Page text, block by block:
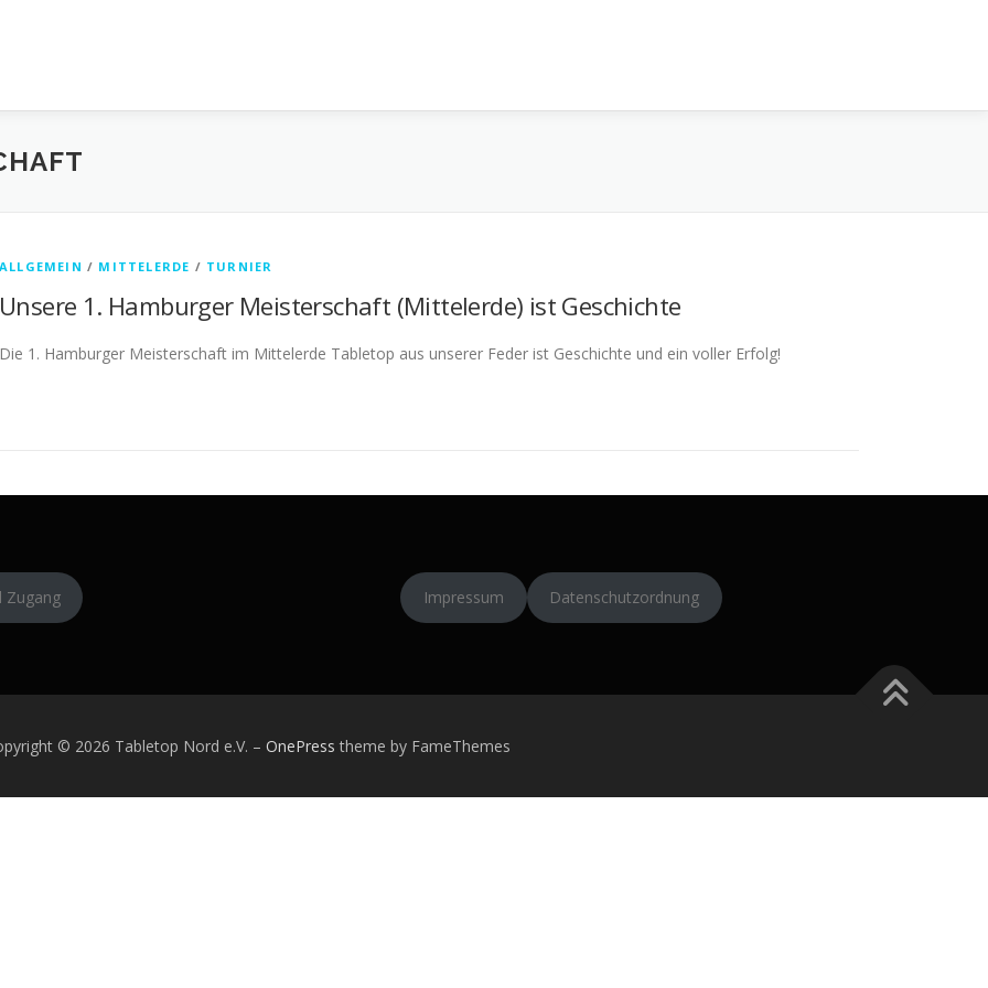
ALLGEMEIN / MITTELERDE / TURNIER
Unsere 1. Hamburger Meisterschaft (Mittelerde) ist Geschichte
Die 1. Hamburger Meisterschaft im Mittelerde Tabletop aus unserer Feder ist Geschichte und ein voller Erfolg!
Zugang Impressum Datenschutzordnung
© 2026 Tabletop Nord e.V. – OnePress theme by FameThemes